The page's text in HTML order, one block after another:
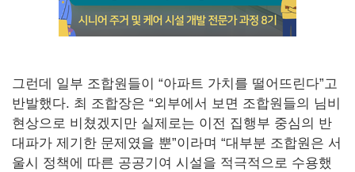
그런데 일부 조합원들이 “아파트 가치를 떨어뜨린다”고
반발했다. 최 조합장은 “외부에서 보면 조합원들의 님비
현상으로 비쳤겠지만 실제로는 이전 집행부 중심의 반
대파가 제기한 문제였을 뿐”이라며 “대부분 조합원은 서
울시 정책에 따른 공공기여 시설을 적극적으로 수용했